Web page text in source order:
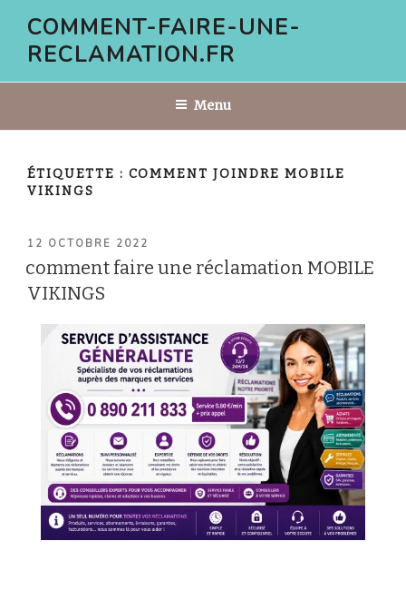
contenu
COMMENT-FAIRE-UNE-
RECLAMATION.FR
Menu
ÉTIQUETTE : COMMENT JOINDRE MOBILE
VIKINGS
PUBLIÉ
12 OCTOBRE 2022
comment faire une réclamation MOBILE
VIKINGS